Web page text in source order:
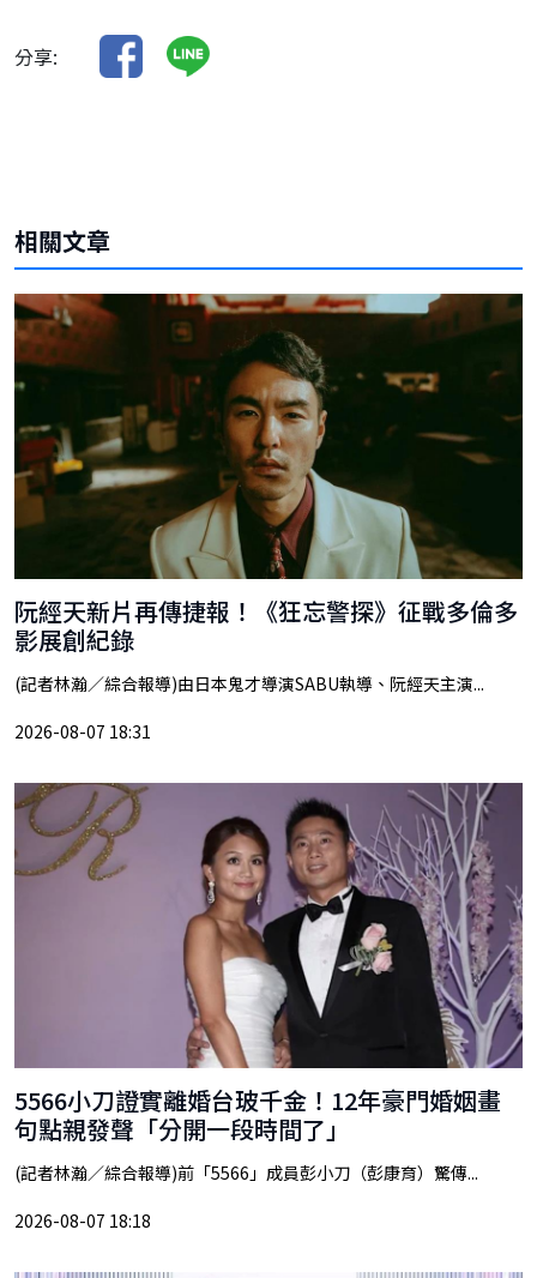
分享:
相關文章
阮經天新片再傳捷報！《狂忘警探》征戰多倫多
影展創紀錄
(記者林瀚／綜合報導)由日本鬼才導演SABU執導、阮經天主演...
2026-08-07 18:31
5566小刀證實離婚台玻千金！12年豪門婚姻畫
句點親發聲「分開一段時間了」
(記者林瀚／綜合報導)前「5566」成員彭小刀（彭康育）驚傳...
2026-08-07 18:18